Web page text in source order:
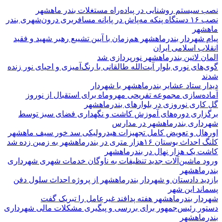
نصب سیستم روشنایی در پیاده‌راه مستغلات بندر ماهشهر
نصب ۱۶ دستگاه پنکه مه‌پاش در پایانه مسافربری درون‌شهری بندر
ماهشهر
پیام شهردار بندرماهشهر هم‌زمان با آیین تشییع رهبر شهید و فقید
انقلاب اسلامی ایران
المان لاتین بندرماهشهر نورپردازی شد
گوی‌های نوری بلوار آیت‌الله طالقانی با رنگ‌آمیزی و احیای نور زنده
شدند
دیدار ستاد عشایر بندرماهشهر با شهردار
آماده‌سازی مجموعه تفریحی مهروماه برای استقبال از نوروز
گل کاری نوروزی در بلوارهای بندرماهشهر
برگزاری دوره‌های آموزش کاشت و نگهداری فضای سبز توسط
شهرداری بندرماهشهر در مدارس
اورهال و تعویض کامل تجهیزات هیدرولیکی سد خور سیف ماهشهر
کلنگ احداث بوستان ۱۶هزار متری در بندرماهشهر به زمین زده شد
کاشت یک هزار نهال در بندرماهشهر
ورود ماشین‌آلات جدید تنظیفات به ناوگان خدمات شهری شهرداری
بندرماهشهر
بازدید دادستان و شهردار بندرماهشهر از پروژه احداث سلول دفن
پسماند این شهر
شهردار بندرماهشهر هفته پدافند غیرعامل را تبریک گفت
دستور رئیس‌جمهور برای بررسی و پیگیری مشکلات مالی شهرداری
بندرماهشهر